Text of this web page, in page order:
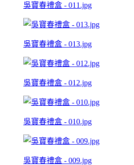
吳寶春禮盒 - 011.jpg
吳寶春禮盒 - 013.jpg
吳寶春禮盒 - 012.jpg
吳寶春禮盒 - 010.jpg
吳寶春禮盒 - 009.jpg